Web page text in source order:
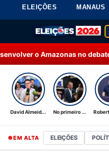
ELEIÇÕES MANAUS
no debate da Band 22:33 |
David Almeid... No primeiro ...
EM ALTA ELEIÇÕES